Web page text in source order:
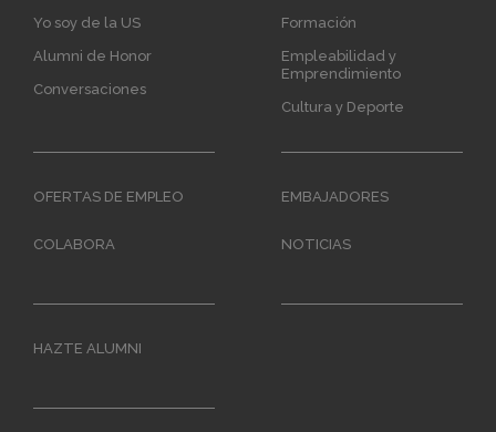
Yo soy de la US
Alumni de Honor
Conversaciones
Formación
Empleabilidad y
Emprendimiento
Cultura y Deporte
OFERTAS DE EMPLEO EMBAJADORES
COLABORA NOTICIAS
HAZTE ALUMNI